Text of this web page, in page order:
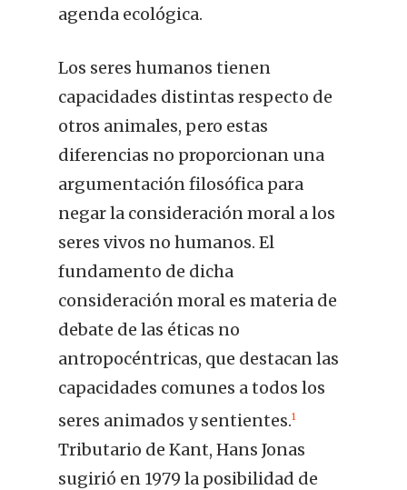
agenda ecológica.
Los seres humanos tienen
capacidades distintas respecto de
otros animales, pero estas
diferencias no proporcionan una
argumentación filosófica para
negar la consideración moral a los
seres vivos no humanos. El
fundamento de dicha
consideración moral es materia de
debate de las éticas no
antropocéntricas, que destacan las
capacidades comunes a todos los
seres animados y sentientes.1
Tributario de Kant, Hans Jonas
sugirió en 1979 la posibilidad de